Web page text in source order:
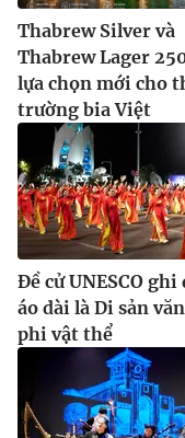
Thabrew Silver và
Thabrew Lager
lựa chọn mới cho
trường bia Việt
Đề cử UNESCO ghi
áo dài là Di sản
phi vật thể